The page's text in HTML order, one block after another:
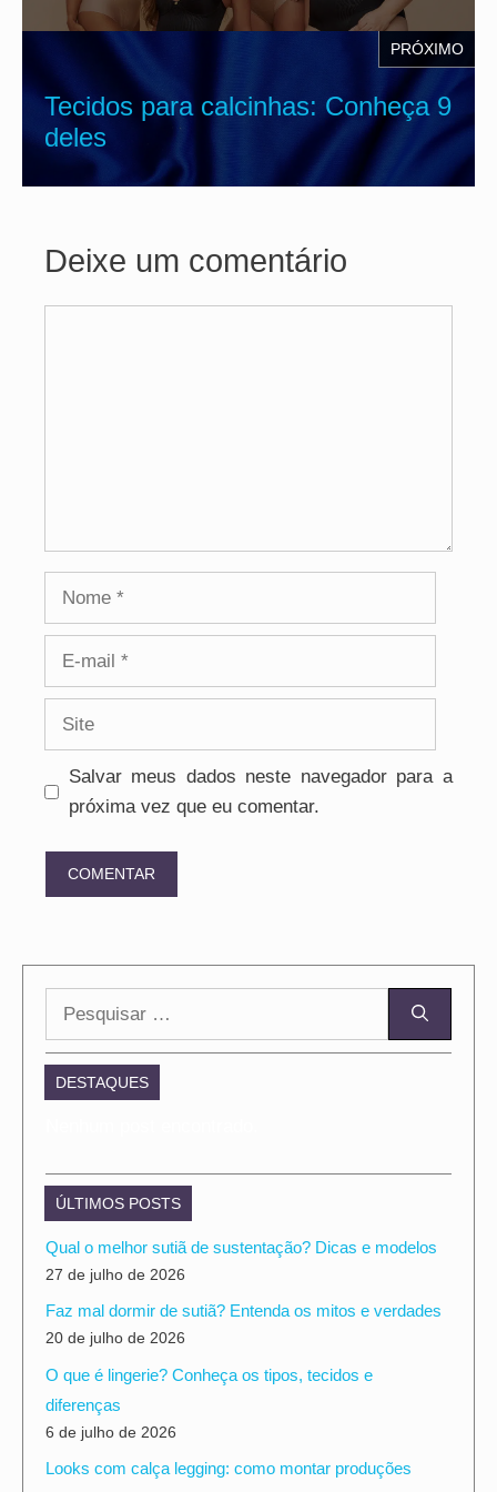
PRÓXIMO
Tecidos para calcinhas: Conheça 9
deles
Deixe um comentário
Nome
Site
Salvar meus dados neste navegador para a
próxima vez que eu comentar.
Pesquisar
DESTAQUES
ÚLTIMOS POSTS
Qual o melhor sutiã de sustentação? Dicas e modelos
27 de julho de 2026
Faz mal dormir de sutiã? Entenda os mitos e verdades
20 de julho de 2026
O que é lingerie? Conheça os tipos, tecidos e
diferenças
6 de julho de 2026
Looks com calça legging: como montar produções